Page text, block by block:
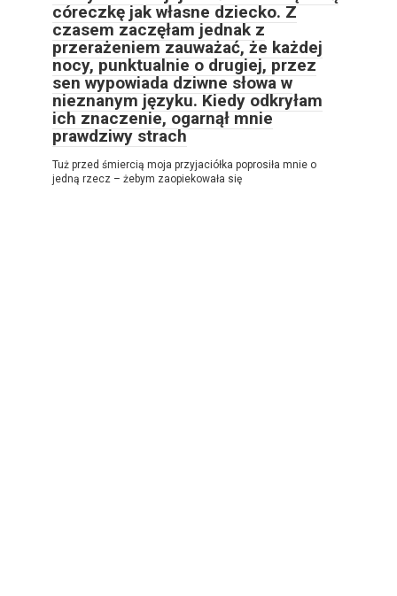
córeczkę jak własne dziecko. Z
czasem zaczęłam jednak z
przerażeniem zauważać, że każdej
nocy, punktualnie o drugiej, przez
sen wypowiada dziwne słowa w
nieznanym języku. Kiedy odkryłam
ich znaczenie, ogarnął mnie
prawdziwy strach
Tuż przed śmiercią moja przyjaciółka poprosiła mnie o
jedną rzecz – żebym zaopiekowała się